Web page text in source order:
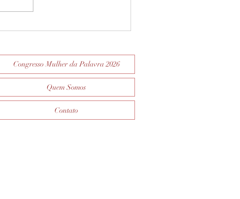
VOCÊ JÁ LEU SUA BÍBLIA
Congresso Mulher da Palavra 2026
Quem Somos
Contato